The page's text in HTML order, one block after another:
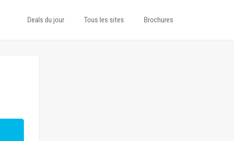
Deals du jour Tous les sites Brochures